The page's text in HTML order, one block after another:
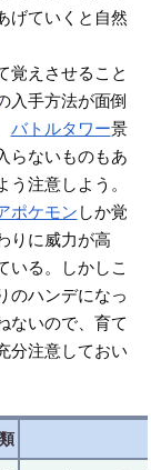
げていくと自然
覚えさせること
入手方法が面倒
バトルタワー景
らないものもあ
注意しよう。
ポケモン しか覚
りに威力が高
いる。しかしこ
のハンデになっ
ないので、育て
分注意しておい